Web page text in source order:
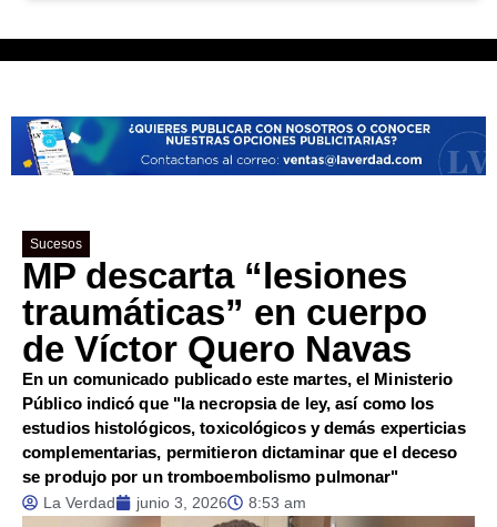
Sucesos
MP descarta “lesiones
traumáticas” en cuerpo
de Víctor Quero Navas
En un comunicado publicado este martes, el Ministerio
Público indicó que "la necropsia de ley, así como los
estudios histológicos, toxicológicos y demás experticias
complementarias, permitieron dictaminar que el deceso
se produjo por un tromboembolismo pulmonar"
La Verdad junio 3, 2026 8:53 am